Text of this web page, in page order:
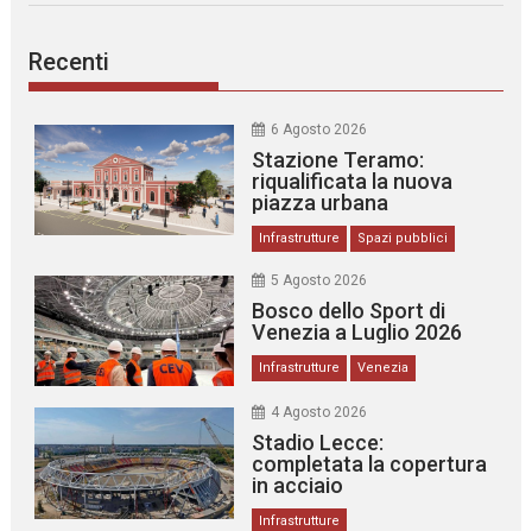
Recenti
6 Agosto 2026
Stazione Teramo:
riqualificata la nuova
piazza urbana
Infrastrutture Spazi pubblici
5 Agosto 2026
Bosco dello Sport di
Venezia a Luglio 2026
Infrastrutture Venezia
4 Agosto 2026
Stadio Lecce:
completata la copertura
in acciaio
Infrastrutture